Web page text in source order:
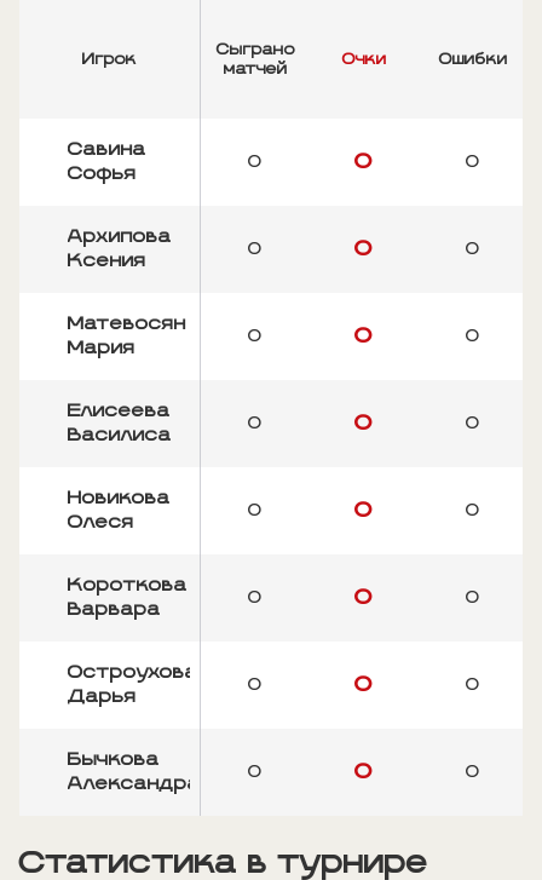
Игрок
Сыграно
матчей
Очки Ошибки
Савина
Софья
0 0 0
Архипова
Ксения
0 0 0
Матевосян
Мария
0 0 0
Елисеева
Василиса
0 0 0
Новикова
Олеся
0 0 0
Короткова
Варвара
0 0 0
Остроухова
Дарья
0 0 0
Бычкова
Александра
0 0 0
Статистика в турнире